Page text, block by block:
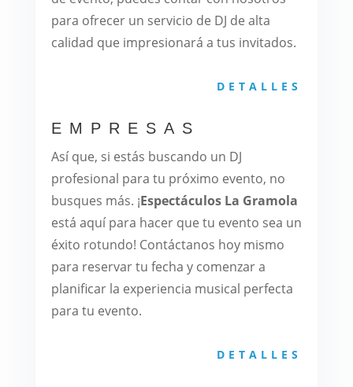
para ofrecer un servicio de DJ de alta
calidad que impresionará a tus invitados.
DETALLES
EMPRESAS
Así que, si estás buscando un DJ
profesional para tu próximo evento, no
busques más. ¡Espectáculos La Gramola
está aquí para hacer que tu evento sea un
éxito rotundo! Contáctanos hoy mismo
para reservar tu fecha y comenzar a
planificar la experiencia musical perfecta
para tu evento.
DETALLES